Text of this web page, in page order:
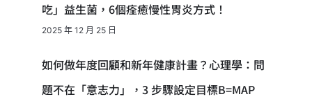
吃」益生菌，6個痊癒慢性胃炎方式！
2025 年 12 月 25 日
如何做年度回顧和新年健康計畫？心理學：問
題不在「意志力」，3 步驟設定目標B=MAP